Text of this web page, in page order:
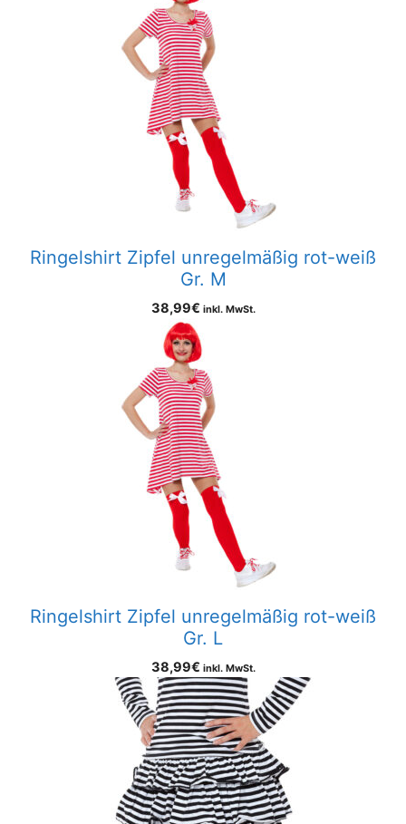
Ringelshirt Zipfel unregelmäßig rot-weiß
Gr. M
38,99€ inkl. MwSt.
Ringelshirt Zipfel unregelmäßig rot-weiß
Gr. L
38,99€ inkl. MwSt.